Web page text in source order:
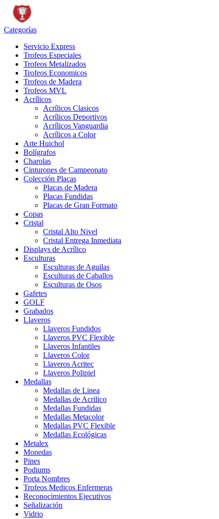
Categorías
Servicio Express
Trofeos Especiales
Trofeos Metalizados
Trofeos Economicos
Trofeos de Madera
Trofeos MVL
Acrílicos
Acrílicos Clasicos
Acrílicos Deportivos
Acrílicos Vanguardia
Acrílicos a Color
Arte Huichol
Bolígrafos
Charolas
Cinturones de Campeonato
Colección Placas
Placas de Madera
Placas Fundidas
Placas de Gran Formato
Copas
Cristal
Cristal Alto Nivel
Cristal Entrega Inmediata
Displays de Acrílico
Esculturas
Esculturas de Aguilas
Esculturas de Caballos
Esculturas de Osos
Gafetes
GOLF
Grabados
Llaveros
Llaveros Fundidos
Llaveros PVC Flexible
Llaveros Infantiles
Llaveros Color
Llaveros Acritec
Llaveros Polipiel
Medallas
Medallas de Linea
Medallas de Acrilico
Medallas Fundidas
Medallas Metacolor
Medallas PVC Flexible
Medallas Ecológicas
Metalex
Monedas
Pines
Podiums
Porta Nombres
Trofeos Medicos Enfermeras
Reconocimientos Ejecutivos
Señalización
Vidrio